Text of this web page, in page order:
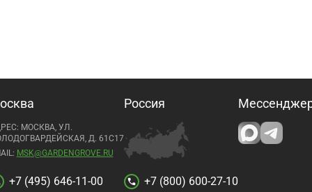
МОСКВА, УЛ.
Д. 61С17
MSK@GARDENGROVE.RU
+7 (495) 646-11-00
Россия
call +7 (800) 600-27-10